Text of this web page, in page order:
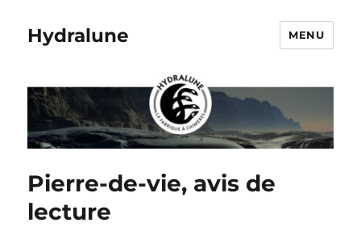
Hydralune MENU
Pierre-de-vie, avis de
lecture